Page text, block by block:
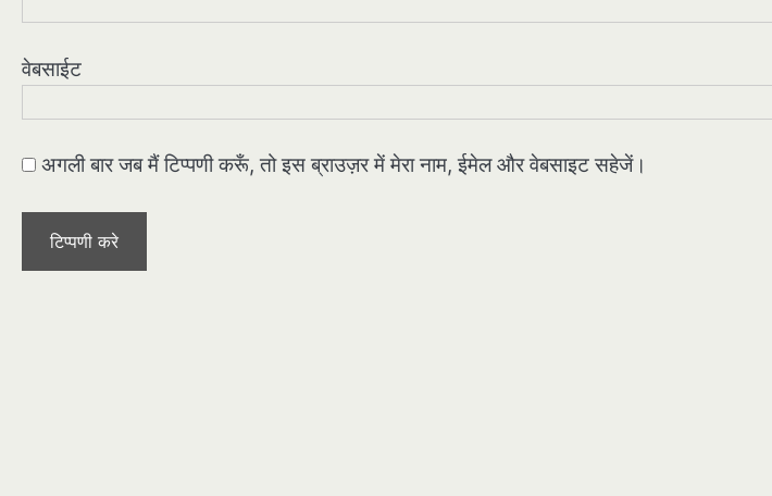
वेबसाईट
अगली बार जब मैं टिप्पणी करूँ, तो इस ब्राउज़र में मेरा नाम, ईमेल और वेबसाइट सहेजें।